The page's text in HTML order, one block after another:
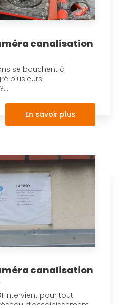
canalisation
se bouchent à
plusieurs
En savoir plus
canalisation
intervient pour tout